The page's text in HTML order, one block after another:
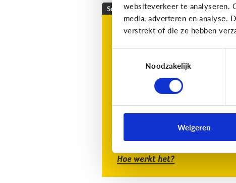
websiteverkeer te analyseren.
media, adverteren en analyse.
verstrekt of die ze hebben
Noodzakelijk
Weigeren
School
Wat is Bingel?
Bingel is een online leerplatform
voor kinderen in de lagere
Hoe werkt het?